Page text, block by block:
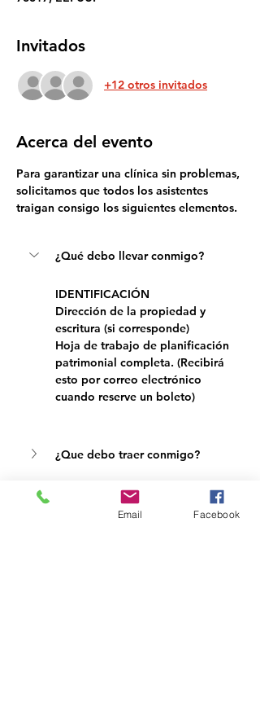
Invitados
+12 otros invitados
Acerca del evento
Para garantizar una clínica sin problemas,
solicitamos que todos los asistentes
traigan consigo los siguientes elementos.
¿Qué debo llevar conmigo?
IDENTIFICACIÓN
Dirección de la propiedad y
escritura (si corresponde)
Hoja de trabajo de planificación
patrimonial completa. (Recibirá
esto por correo electrónico
cuando reserve un boleto)
¿Que debo traer conmigo?
Email Facebook